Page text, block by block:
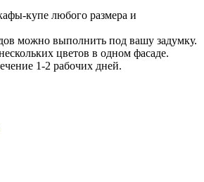
купе любого размера и
можно выполнить под вашу задумку.
цветов в одном фасаде.
1-2 рабочих дней.